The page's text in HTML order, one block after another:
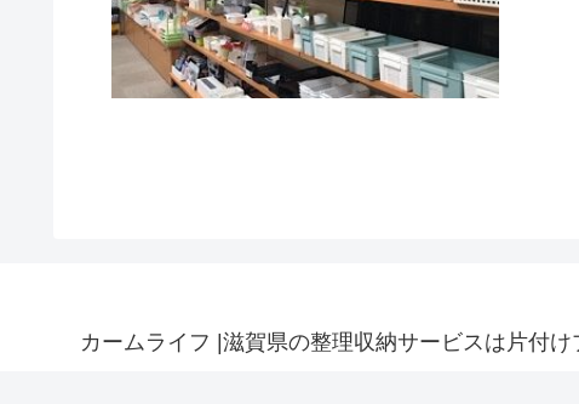
カームライフ |滋賀県の整理収納サービスは片付